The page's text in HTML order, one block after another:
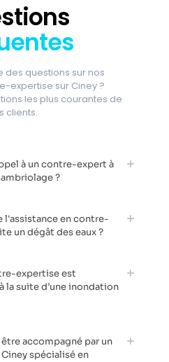
des questions sur nos
expertise sur Ciney ?
les plus courantes de
clients.
à un contre-expert à
?
l'assistance en contre-
un dégât des eaux ?
expertise est
la suite d’une inondation
accompagné par un
spécialisé en